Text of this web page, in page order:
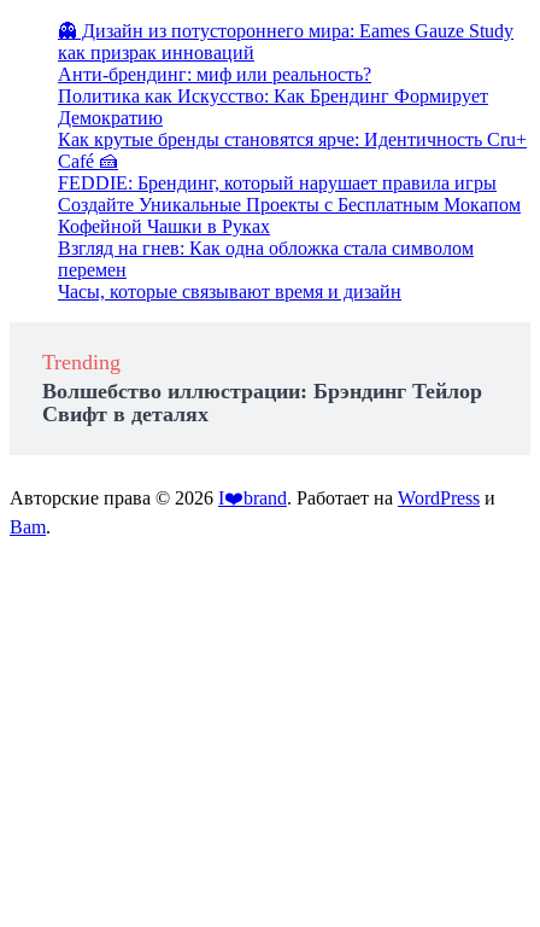
👻 Дизайн из потустороннего мира: Eames Gauze Study
как призрак инноваций
Анти-брендинг: миф или реальность?
Политика как Искусство: Как Брендинг Формирует
Демократию
Как крутые бренды становятся ярче: Идентичность Cru+
Café 🍰
FEDDIE: Брендинг, который нарушает правила игры
Создайте Уникальные Проекты с Бесплатным Мокапом
Кофейной Чашки в Руках
Взгляд на гнев: Как одна обложка стала символом
перемен
Часы, которые связывают время и дизайн
Trending
Волшебство иллюстрации: Брэндинг Тейлор
Свифт в деталях
Авторские права © 2026 I❤️brand. Работает на WordPress и
Bam.